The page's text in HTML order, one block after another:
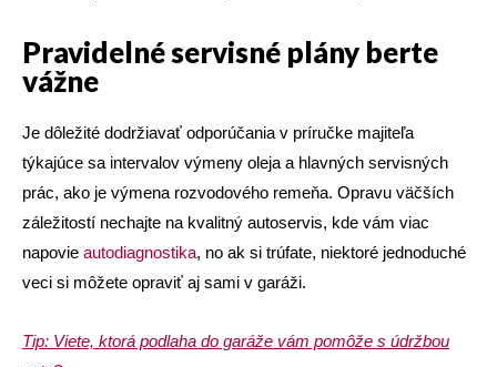
Pravidelné servisné plány berte
vážne
Je dôležité dodržiavať odporúčania v príručke majiteľa
týkajúce sa intervalov výmeny oleja a hlavných servisných
prác, ako je výmena rozvodového remeňa. Opravu väčších
záležitostí nechajte na kvalitný autoservis, kde vám viac
napovie autodiagnostika, no ak si trúfate, niektoré jednoduché
veci si môžete opraviť aj sami v garáži.
Tip: Viete, ktorá podlaha do garáže vám pomôže s údržbou